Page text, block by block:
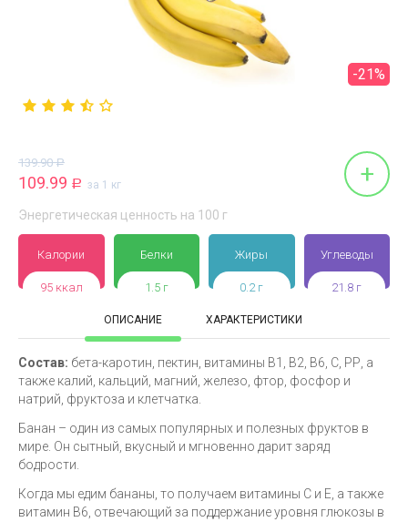
-21%
139.90 Р
109.99 Р за 1 кг +
Энергетическая ценность на 100 г
Калории
95 ккал
Белки
1.5 г
Жиры
0.2 г
Углеводы
21.8 г
ОПИСАНИЕ ХАРАКТЕРИСТИКИ
Состав: бета-каротин, пектин, витамины В1, В2, В6, С, РР, а
также калий, кальций, магний, железо, фтор, фосфор и
натрий, фруктоза и клетчатка.
Банан – один из самых популярных и полезных фруктов в
мире. Он сытный, вкусный и мгновенно дарит заряд
бодрости.
Когда мы едим бананы, то получаем витамины C и E, а также
витамин B6, отвечающий за поддержание уровня глюкозы в